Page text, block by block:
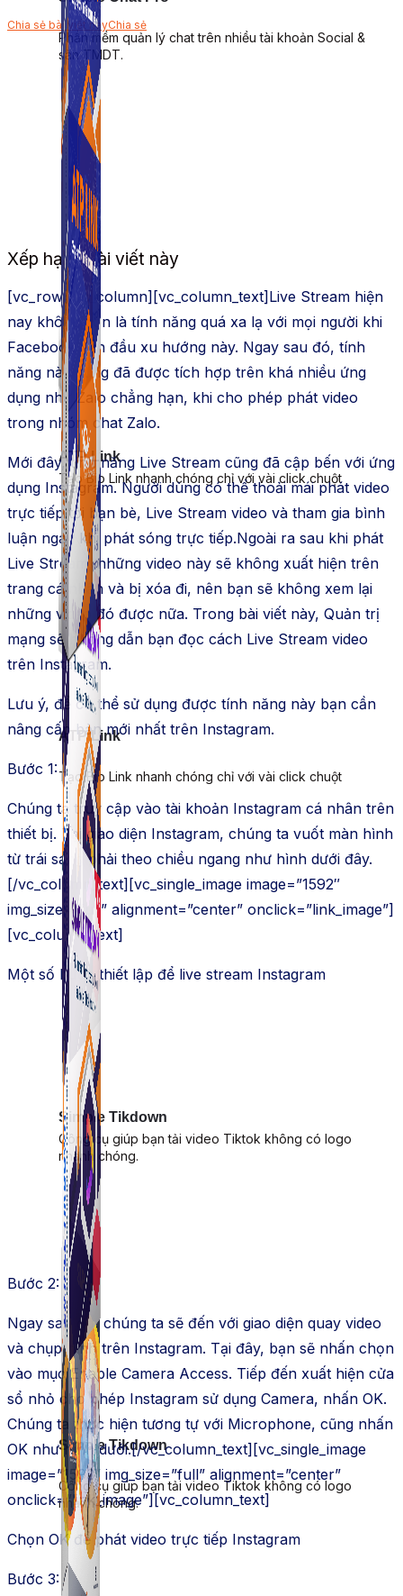
ATP Link
Tạo Bio Link nhanh chóng chỉ với vài click chuột
Simple Tikdown
Công cụ giúp bạn tải video Tiktok không có logo
nhanh chóng.
Phần mềm quản lý chat trên nhiều tài khoản Social &
sàn TMDT.
ATP Link
Tạo Bio Link nhanh chóng chỉ với vài click chuột
Simple Tikdown
Công cụ giúp bạn tải video Tiktok không có logo
nhanh chóng.
Chia sẻ bài viết nàyChia sẻ
Xếp hạng bài viết này
[vc_row][vc_column][vc_column_text]Live Stream hiện
nay không còn là tính năng quá xa lạ với mọi người khi
Facebook dẫn đầu xu hướng này. Ngay sau đó, tính
năng này cũng đã được tích hợp trên khá nhiều ứng
dụng như Zalo chẳng hạn, khi cho phép phát video
trong nhóm chat Zalo.
Mới đây, tính năng Live Stream cũng đã cập bến với ứng
dụng Instagram. Người dùng có thể thoải mái phát video
trực tiếp tới bạn bè, Live Stream video và tham gia bình
luận ngay khi phát sóng trực tiếp.Ngoài ra sau khi phát
Live Stream, những video này sẽ không xuất hiện trên
trang cá nhân và bị xóa đi, nên bạn sẽ không xem lại
những video đó được nữa. Trong bài viết này, Quản trị
mạng sẽ hướng dẫn bạn đọc cách Live Stream video
trên Instagram.
Lưu ý, để có thể sử dụng được tính năng này bạn cần
nâng cấp bản mới nhất trên Instagram.
Bước 1:
Chúng ta truy cập vào tài khoản Instagram cá nhân trên
thiết bị. Tại giao diện Instagram, chúng ta vuốt màn hình
từ trái sang phải theo chiều ngang như hình dưới đây.
[/vc_column_text][vc_single_image image=”1592″
img_size=”full” alignment=”center” onclick=”link_image”]
[vc_column_text]
Một số bước thiết lập để live stream Instagram
Bước 2:
Ngay sau đó, chúng ta sẽ đến với giao diện quay video
và chụp hình trên Instagram. Tại đây, bạn sẽ nhấn chọn
vào mục Enable Camera Access. Tiếp đến xuất hiện cửa
sổ nhỏ cho phép Instagram sử dụng Camera, nhấn OK.
Chúng ta thực hiện tương tự với Microphone, cũng nhấn
OK như hình dưới.[/vc_column_text][vc_single_image
image=”1593″ img_size=”full” alignment=”center”
onclick=”link_image”][vc_column_text]
Chọn OK để phát video trực tiếp Instagram
Bước 3: